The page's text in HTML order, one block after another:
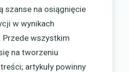
szanse na osiągnięcie
w wynikach
Przede wszystkim
na tworzeniu
artykuły powinny